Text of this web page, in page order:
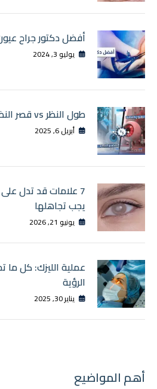
أفضل دكتور جراح
يوليو 3, 2024
طول النظر vs قصر النظر
أبريل 6, 2025
7 علامات قد تدل
يجب تجاهلها
يونيو 21, 2026
عملية الليزك: كل ما
الرؤية
يناير 30, 2025
أهم المواضيع